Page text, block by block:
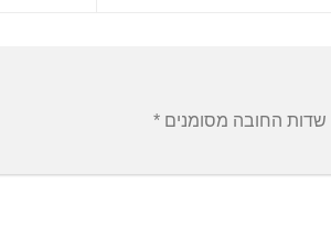
שדות החובה מסומנים *